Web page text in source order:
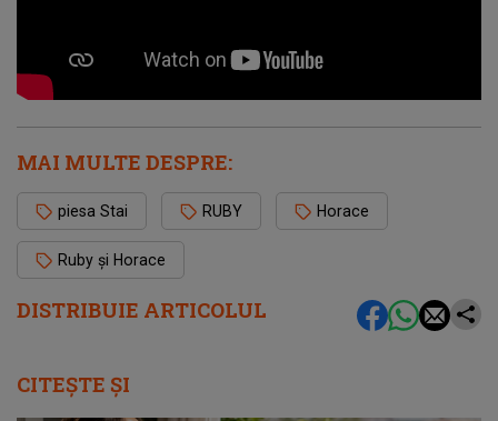
DISTRIBUIE ARTICOLUL
MAI MULTE DESPRE:
piesa Stai RUBY Horace
Ruby și Horace
CITEȘTE ȘI